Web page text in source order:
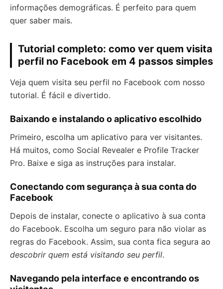
informações demográficas. É perfeito para quem
quer saber mais.
Tutorial completo: como ver quem visita
perfil no Facebook em 4 passos simples
Veja quem visita seu perfil no Facebook com nosso
tutorial. É fácil e divertido.
Baixando e instalando o aplicativo escolhido
Primeiro, escolha um aplicativo para ver visitantes.
Há muitos, como Social Revealer e Profile Tracker
Pro. Baixe e siga as instruções para instalar.
Conectando com segurança à sua conta do
Facebook
Depois de instalar, conecte o aplicativo à sua conta
do Facebook. Escolha um seguro para não violar as
regras do Facebook. Assim, sua conta fica segura ao
descobrir quem está visitando seu perfil.
Navegando pela interface e encontrando os